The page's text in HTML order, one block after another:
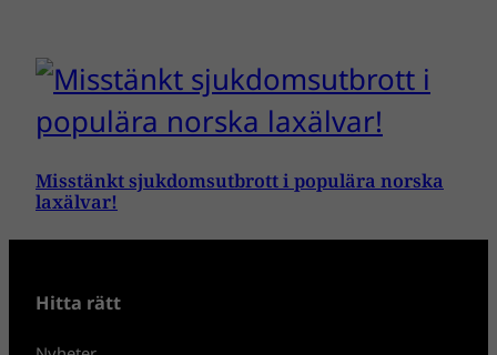
Misstänkt sjukdomsutbrott i populära norska
laxälvar!
Hitta rätt